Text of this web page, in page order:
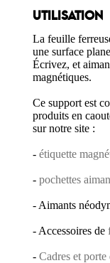
UTILISATION
La feuille
une surface
Écrivez, et
magnétiques.
Ce support est
produits en
sur notre site :
-étiquette
-pochettes
- Aimants
- Accessoires de
-Cadres et